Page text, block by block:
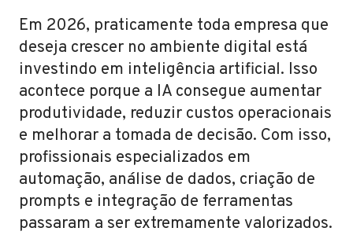
Em 2026, praticamente toda empresa que
deseja crescer no ambiente digital está
investindo em inteligência artificial. Isso
acontece porque a IA consegue aumentar
produtividade, reduzir custos operacionais
e melhorar a tomada de decisão. Com isso,
profissionais especializados em
automação, análise de dados, criação de
prompts e integração de ferramentas
passaram a ser extremamente valorizados.